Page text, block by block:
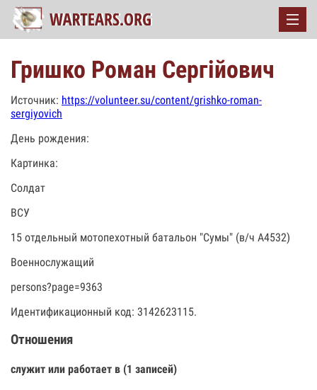
Гришко Роман Сергійович
Источник: https://volunteer.su/content/grishko-roman-
sergiyovich
День рождения:
Картинка:
Солдат
ВСУ
15 отдельный мотопехотный батальон "Сумы" (в/ч А4532)
Военнослужащий
persons?page=9363
Идентификационный код: 3142623115.
Отношения
служит или работает в (1 записей)